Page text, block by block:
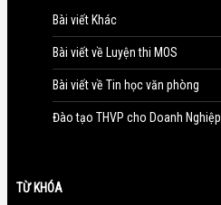
Bài viết Khác
Bài viết về Luyện thi MOS
Bài viết về Tin học văn phòng
Đào tạo THVP cho Doanh Nghiệp
TỪ KHÓA